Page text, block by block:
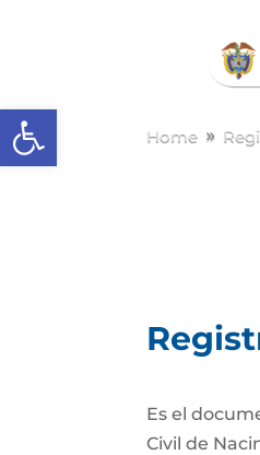
Abrir barra de herramientas
Home 9
Es el
Civil de